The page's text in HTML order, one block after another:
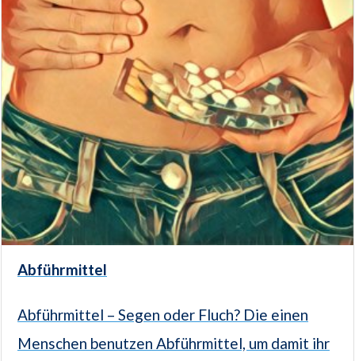
Abführmittel
Abführmittel – Segen oder Fluch? Die einen
Menschen benutzen Abführmittel, um damit ihr